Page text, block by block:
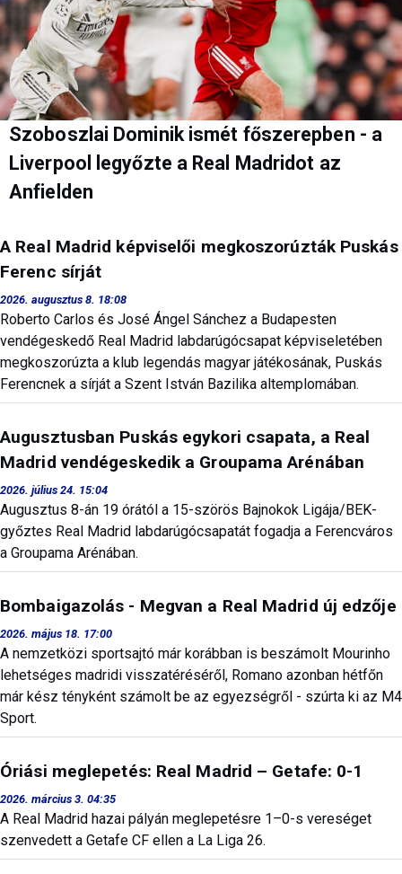
Szoboszlai Dominik ismét főszerepben - a
Liverpool legyőzte a Real Madridot az
Anfielden
A Real Madrid képviselői megkoszorúzták Puskás
Ferenc sírját
2026. augusztus 8. 18:08
Roberto Carlos és José Ángel Sánchez a Budapesten
vendégeskedő Real Madrid labdarúgócsapat képviseletében
megkoszorúzta a klub legendás magyar játékosának, Puskás
Ferencnek a sírját a Szent István Bazilika altemplomában.
Augusztusban Puskás egykori csapata, a Real
Madrid vendégeskedik a Groupama Arénában
2026. július 24. 15:04
Augusztus 8-án 19 órától a 15-szörös Bajnokok Ligája/BEK-
győztes Real Madrid labdarúgócsapatát fogadja a Ferencváros
a Groupama Arénában.
Bombaigazolás - Megvan a Real Madrid új edzője
2026. május 18. 17:00
A nemzetközi sportsajtó már korábban is beszámolt Mourinho
lehetséges madridi visszatéréséről, Romano azonban hétfőn
már kész tényként számolt be az egyezségről - szúrta ki az M4
Sport.
Óriási meglepetés: Real Madrid – Getafe: 0-1
2026. március 3. 04:35
A Real Madrid hazai pályán meglepetésre 1–0-s vereséget
szenvedett a Getafe CF ellen a La Liga 26.